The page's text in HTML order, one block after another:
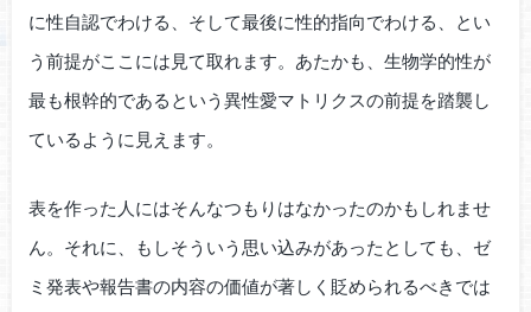
に性自認でわける、そして最後に性的指向でわける、とい
う前提がここには見て取れます。あたかも、生物学的性が
最も根幹的であるという異性愛マトリクスの前提を踏襲し
ているように見えます。
表を作った人にはそんなつもりはなかったのかもしれませ
ん。それに、もしそういう思い込みがあったとしても、ゼ
ミ発表や報告書の内容の価値が著しく貶められるべきでは